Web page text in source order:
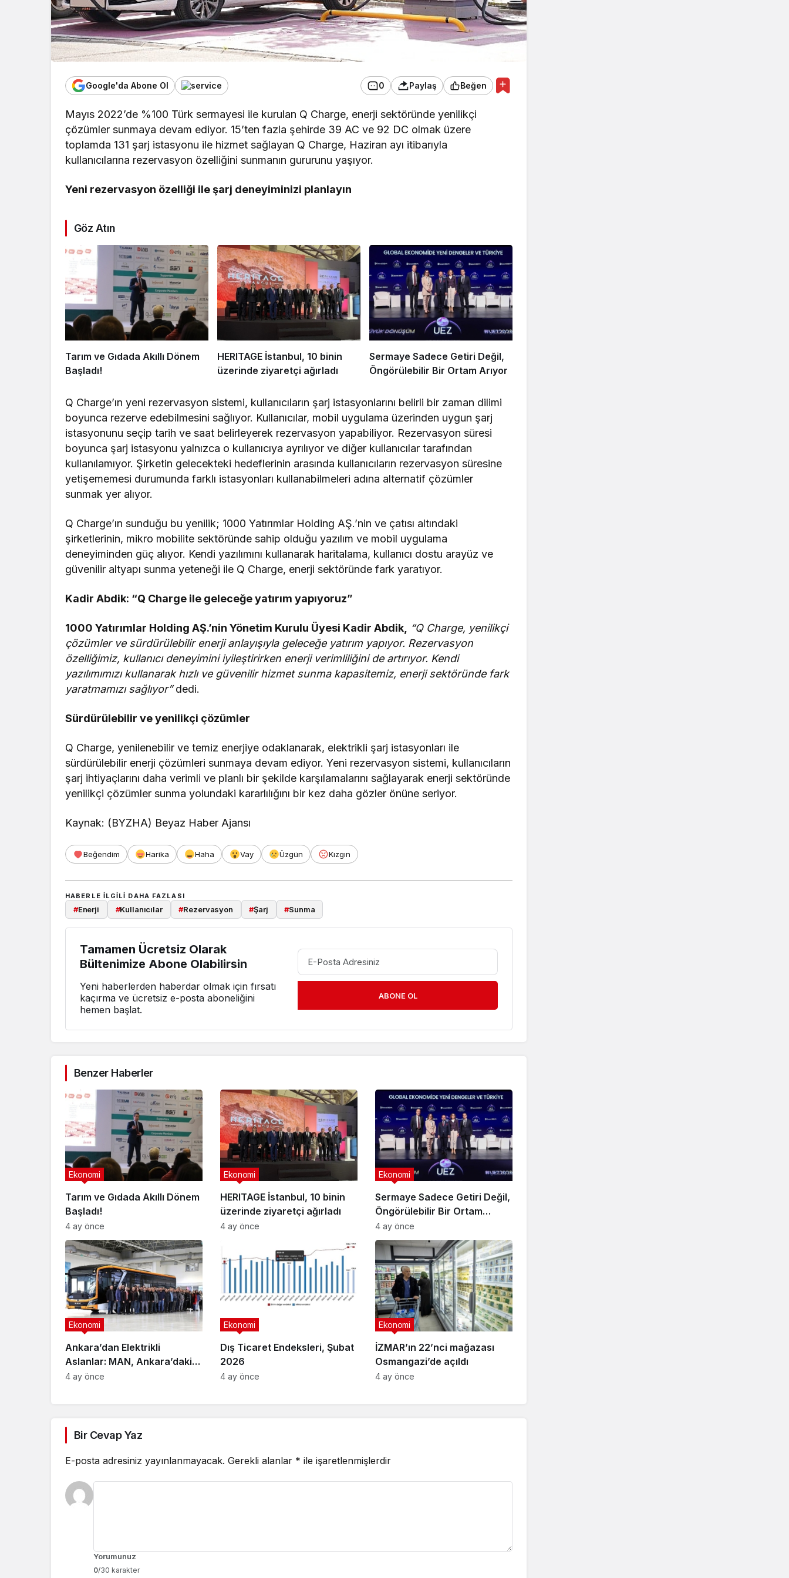
Google'da Abone Ol 0 Paylaş Beğen
Mayıs 2022’de %100 Türk sermayesi ile kurulan Q Charge, enerji sektöründe yenilikçi
çözümler sunmaya devam ediyor. 15’ten fazla şehirde 39 AC ve 92 DC olmak üzere
toplamda 131 şarj istasyonu ile hizmet sağlayan Q Charge, Haziran ayı itibarıyla
kullanıcılarına rezervasyon özelliğini sunmanın gururunu yaşıyor.
Yeni rezervasyon özelliği ile şarj deneyiminizi planlayın
Göz Atın
Tarım ve Gıdada Akıllı Dönem
Başladı!
HERITAGE İstanbul, 10 binin
üzerinde ziyaretçi ağırladı
Sermaye Sadece Getiri Değil,
Öngörülebilir Bir Ortam Arıyor
Q Charge’ın yeni rezervasyon sistemi, kullanıcıların şarj istasyonlarını belirli bir zaman dilimi
boyunca rezerve edebilmesini sağlıyor. Kullanıcılar, mobil uygulama üzerinden uygun şarj
istasyonunu seçip tarih ve saat belirleyerek rezervasyon yapabiliyor. Rezervasyon süresi
boyunca şarj istasyonu yalnızca o kullanıcıya ayrılıyor ve diğer kullanıcılar tarafından
kullanılamıyor. Şirketin gelecekteki hedeflerinin arasında kullanıcıların rezervasyon süresine
yetişememesi durumunda farklı istasyonları kullanabilmeleri adına alternatif çözümler
sunmak yer alıyor.
Q Charge’ın sunduğu bu yenilik; 1000 Yatırımlar Holding AŞ.’nin ve çatısı altındaki
şirketlerinin, mikro mobilite sektöründe sahip olduğu yazılım ve mobil uygulama
deneyiminden güç alıyor. Kendi yazılımını kullanarak haritalama, kullanıcı dostu arayüz ve
güvenilir altyapı sunma yeteneği ile Q Charge, enerji sektöründe fark yaratıyor.
Kadir Abdik: “Q Charge ile geleceğe yatırım yapıyoruz”
1000 Yatırımlar Holding AŞ.’nin Yönetim Kurulu Üyesi Kadir Abdik,
“Q Charge, yenilikçi
çözümler ve sürdürülebilir enerji anlayışıyla geleceğe yatırım yapıyor. Rezervasyon
özelliğimiz, kullanıcı deneyimini iyileştirirken enerji verimliliğini de artırıyor. Kendi
yazılımımızı kullanarak hızlı ve güvenilir hizmet sunma kapasitemiz, enerji sektöründe fark
yaratmamızı sağlıyor”dedi.
Sürdürülebilir ve yenilikçi çözümler
Q Charge, yenilenebilir ve temiz enerjiye odaklanarak, elektrikli şarj istasyonları ile
sürdürülebilir enerji çözümleri sunmaya devam ediyor. Yeni rezervasyon sistemi, kullanıcıların
şarj ihtiyaçlarını daha verimli ve planlı bir şekilde karşılamalarını sağlayarak enerji sektöründe
yenilikçi çözümler sunma yolundaki kararlılığını bir kez daha gözler önüne seriyor.
Kaynak: (BYZHA) Beyaz Haber Ajansı
Beğendim Harika Haha Vay Üzgün Kızgın
HABERLE ILGILI DAHA FAZLASI
#Enerji #Kullanıcılar #Rezervasyon #Şarj #Sunma
Tamamen Ücretsiz Olarak
Bültenimize Abone Olabilirsin
Yeni haberlerden haberdar olmak için fırsatı
kaçırma ve ücretsiz e-posta aboneliğini
hemen başlat.
ABONE OL
Benzer Haberler
Tarım ve Gıdada Akıllı Dönem
Başladı!
Ekonomi
4 ay önce
HERITAGE İstanbul, 10 binin
üzerinde ziyaretçi ağırladı
Ekonomi
4 ay önce
Sermaye Sadece Getiri Değil,
Öngörülebilir Bir Ortam
Arıyor
Ekonomi
4 ay önce
Ankara’dan Elektrikli
Aslanlar: MAN, Ankara’daki
fabrikasında eBus üretimine
Ekonomi
4 ay önce
Dış Ticaret Endeksleri, Şubat
2026
Ekonomi
4 ay önce
İZMAR’ın 22’nci mağazası
Osmangazi’de açıldı
Ekonomi
4 ay önce
Bir Cevap Yaz
E-posta adresiniz yayınlanmayacak. Gerekli alanlar * ile işaretlenmişlerdir
Yorumunuz
0/30 karakter